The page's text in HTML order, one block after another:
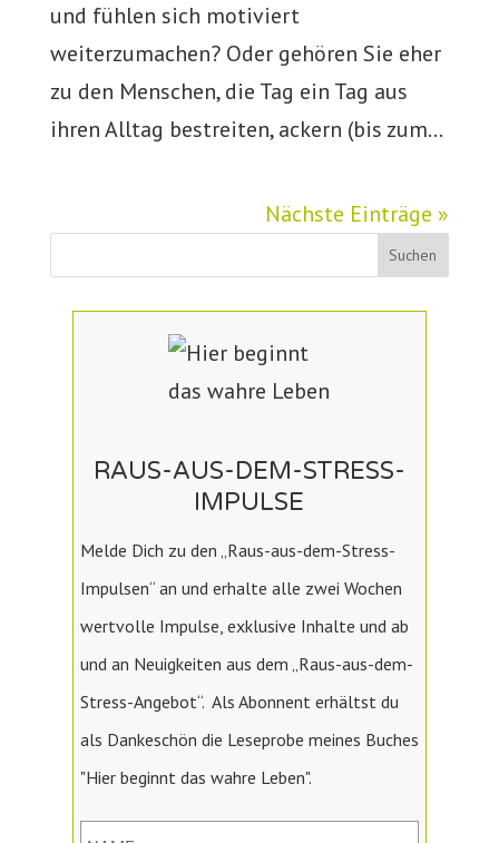
und fühlen sich motiviert
weiterzumachen? Oder gehören Sie eher
zu den Menschen, die Tag ein Tag aus
ihren Alltag bestreiten, ackern (bis zum...
Nächste Einträge »
RAUS-AUS-DEM-STRESS-
IMPULSE
Melde Dich zu den „Raus-aus-dem-Stress-
Impulsen“ an und erhalte alle zwei Wochen
wertvolle Impulse, exklusive Inhalte und ab
und an Neuigkeiten aus dem „Raus-aus-dem-
Stress-Angebot“. Als Abonnent erhältst du
als Dankeschön die Leseprobe meines Buches
"Hier beginnt das wahre Leben".